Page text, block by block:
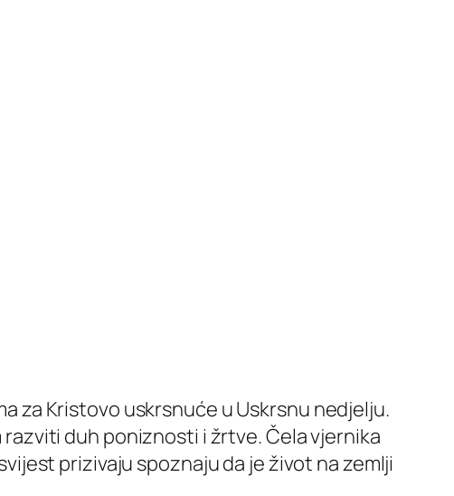
za Kristovo uskrsnuće u Uskrsnu nedjelju.
duh poniznosti i žrtve. Čela vjernika
prizivaju spoznaju da je život na zemlji